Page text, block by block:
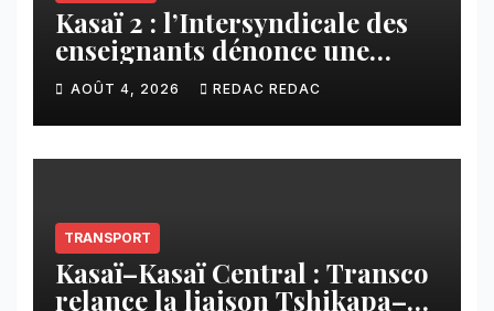
Kasaï 2 : l’Intersyndicale des
enseignants dénonce une
contribution financière
imposée aux écoles de la
CNCA
AOÛT 4, 2026 REDAC REDAC
TRANSPORT
Kasaï–Kasaï Central : Transco
relance la liaison Tshikapa–